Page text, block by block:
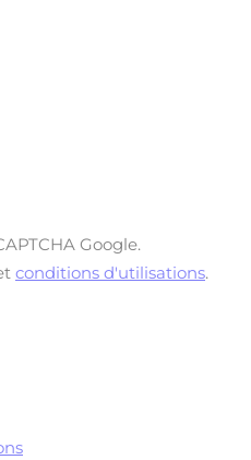
Google.
conditions d'utilisations.